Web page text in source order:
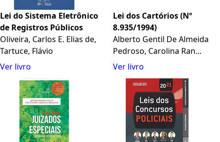
Lei do Sistema Eletrônico
de Registros Públicos
Oliveira, Carlos E. Elias de,
Tartuce, Flávio
Ver livro
Lei dos Cartórios (Nº
8.935/1994)
Alberto Gentil De Almeida
Pedroso, Carolina Ran...
Ver livro